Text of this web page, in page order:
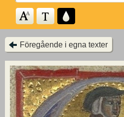
for:
Föregående i egna texter